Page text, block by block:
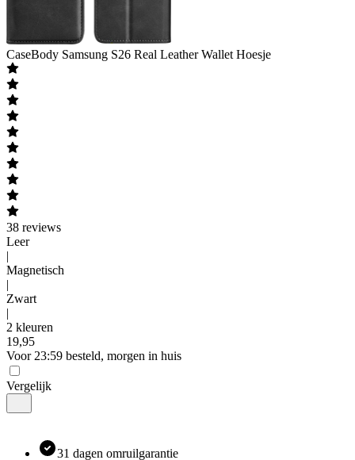
CaseBody Samsung S26 Real Leather Wallet Hoesje
38 reviews
Leer
|
Magnetisch
|
Zwart
|
2 kleuren
19,95
Voor 23:59 besteld, morgen in huis
Vergelijk
31 dagen omruilgarantie